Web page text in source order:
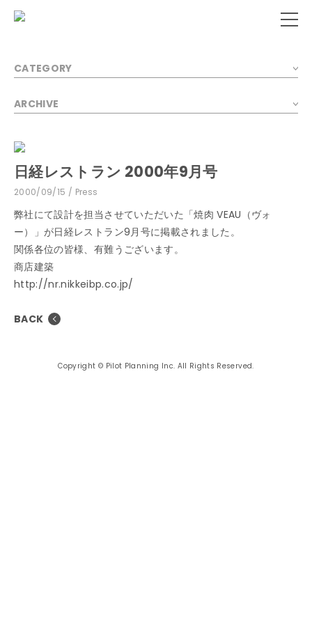
CATEGORY
ARCHIVE
日経レストラン 2000年9月号
2000/09/15 Press
弊社にて設計を担当させていただいた「焼肉 VEAU（ヴォ
ー）」が日経レストラン9月号に掲載されました。
関係各位の皆様、有難うございます。
商店建築
http://nr.nikkeibp.co.jp/
BACK
Copyright © Pilot Planning Inc. All Rights Reserved.